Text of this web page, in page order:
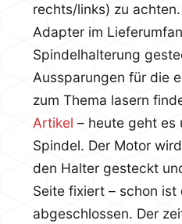
rechts/links) zu
Adapter im
Spindelhalterung
Aussparungen für die
zum Thema lasern
Artikel – heute geht es
Spindel. Der Motor
den Halter gesteckt
Seite fixiert – schon
abgeschlossen. Der